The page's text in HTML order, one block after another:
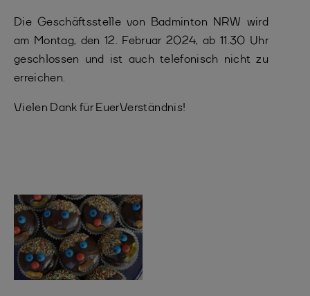
Die Geschäftsstelle von Badminton NRW wird
am Montag, den 12. Februar 2024, ab 11.30 Uhr
geschlossen und ist auch telefonisch nicht zu
erreichen.
Vielen Dank für Euer Verständnis!